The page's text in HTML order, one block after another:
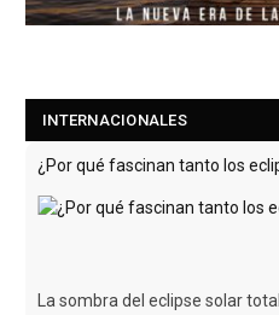
INTERNACIONALES
¿Por qué fascinan tanto los
La sombra del eclipse solar